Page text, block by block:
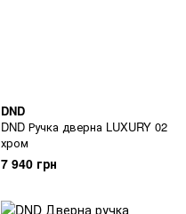
DND
DND Ручка дверна LUXURY 02
хром
7 940 грн